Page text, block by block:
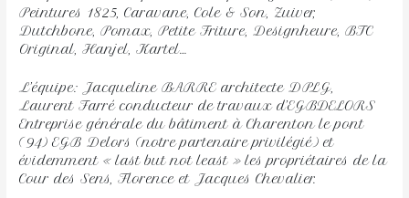
Peintures 1825, Caravane, Cole & Son, Zuiver,
Dutchbone, Pomax, Petite Friture, Designheure, BTC
Original, Hanjel, Kartel…
L’équipe: Jacqueline BARRE architecte DPLG,
Laurent Farré conducteur de travaux d’EGBDELORS
Entreprise générale du bâtiment à Charenton le pont
(94) EGB Delors (notre partenaire privilégié) et
évidemment « last but not least » les propriétaires de la
Cour des Sens, Florence et Jacques Chevalier.